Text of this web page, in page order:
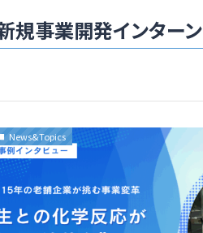
規事業開発インターン
News&Topics